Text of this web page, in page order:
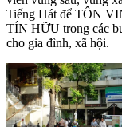
Tiếng Hát để TÔN
TÍN HỮU trong các
cho gia đình, xã hội.